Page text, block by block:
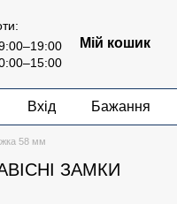
Мій кошик
Вхід Бажання
58 мм
ЗАМКИ